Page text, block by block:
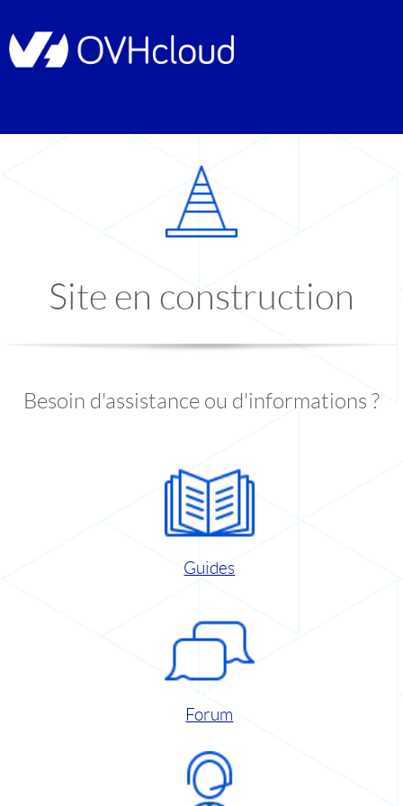
Site en construction
Besoin d'assistance ou d'informations ?
Guides
Forum